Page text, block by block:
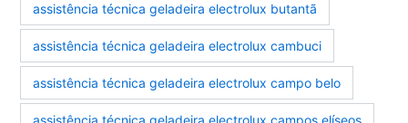
assistência técnica geladeira electrolux butantã
assistência técnica geladeira electrolux cambuci
assistência técnica geladeira electrolux campo belo
assistência técnica geladeira electrolux campos elíseos